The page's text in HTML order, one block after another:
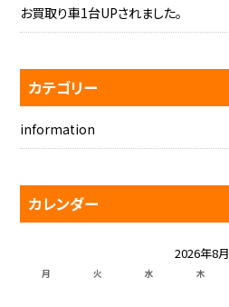
お買取り車1台UPされました。
カテゴリー
information
カレンダー
2026年8月
月 火 水 木